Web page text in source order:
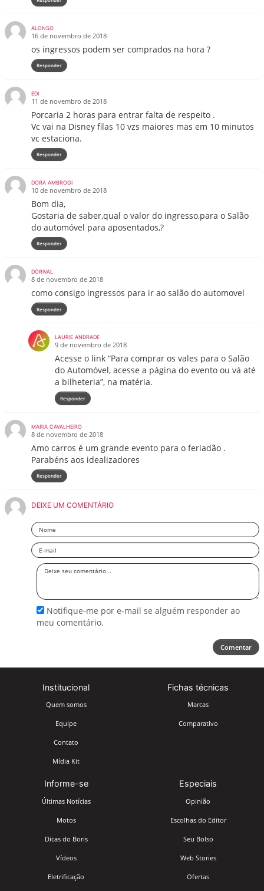
ALONSO
16 de novembro de 2018
os ingressos podem ser comprados na hora ?
Responder
EDI
11 de novembro de 2018
Porcaria 2 horas para entrar falta de respeito .
Vc vai na Disney filas 10 vzs maiores mas em 10 minutos
vc estaciona.
Responder
DORA AMBROGI
10 de novembro de 2018
Bom dia,
Gostaria de saber,qual o valor do ingresso,para o Salão
do automóvel para aposentados,?
Responder
DORIVAL
8 de novembro de 2018
como consigo ingressos para ir ao salão do automovel
Responder
LAURIE ANDRADE
9 de novembro de 2018
Acesse o link “Para comprar os vales para o Salão
do Automóvel, acesse a página do evento ou vá até
a bilheteria”, na matéria.
Responder
MARIA CAVALHEIRO
8 de novembro de 2018
Amo carros é um grande evento para o feriadão .
Parabéns aos idealizadores
Responder
DEIXE UM COMENTÁRIO
Nome
Email
Deixe
Notifique-me por e-mail se alguém responder ao
meu comentário.
Comentar
Institucional
Quem somos
Equipe
Contato
Mídia Kit
Fichas técnicas
Marcas
Comparativo
Informe-se
Últimas Notícias
Motos
Dicas do Boris
Vídeos
Eletrificação
Especiais
Opinião
Escolhas do Editor
Seu Bolso
Web Stories
Ofertas